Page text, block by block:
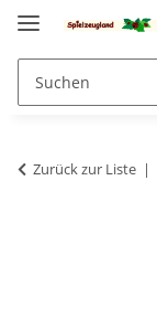
Zurück zur Liste